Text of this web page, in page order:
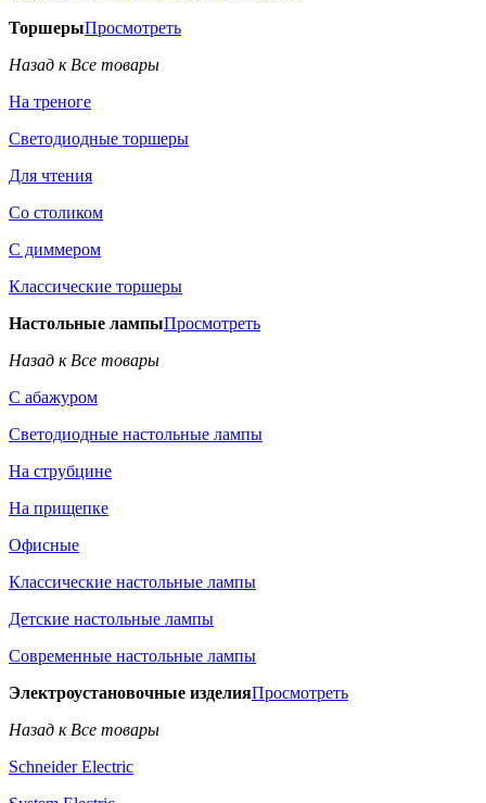
ТоршерыПросмотреть
Назад к Все товары
На треноге
Светодиодные торшеры
Для чтения
Со столиком
С диммером
Классические торшеры
Настольные лампыПросмотреть
Назад к Все товары
С абажуром
Светодиодные настольные лампы
На струбцине
На прищепке
Офисные
Классические настольные лампы
Детские настольные лампы
Современные настольные лампы
Электроустановочные изделияПросмотреть
Назад к Все товары
Schneider Electric